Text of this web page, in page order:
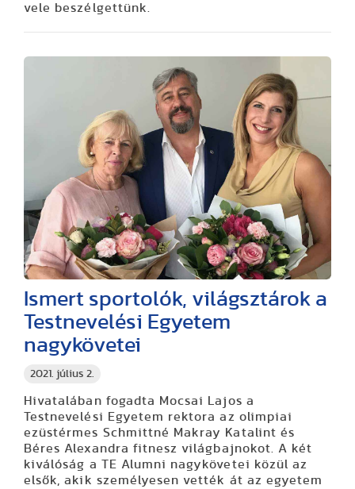
vele beszélgettünk.
2021. július 2.
Ismert sportolók, világsztárok a
Testnevelési Egyetem
nagykövetei
Hivatalában fogadta Mocsai Lajos a
Testnevelési Egyetem rektora az olimpiai
ezüstérmes Schmittné Makray Katalint és
Béres Alexandra fitnesz világbajnokot. A két
kiválóság a TE Alumni nagykövetei közül az
elsők, akik személyesen vették át az egyetem